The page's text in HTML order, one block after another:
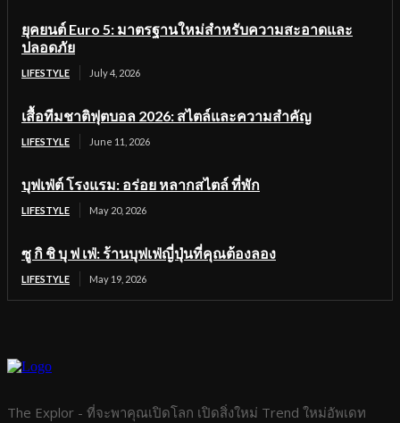
ยุคยนต์ Euro 5: มาตรฐานใหม่สำหรับความสะอาดและ
ปลอดภัย
LIFESTYLE July 4, 2026
เสื้อทีมชาติฟุตบอล 2026: สไตล์และความสำคัญ
LIFESTYLE June 11, 2026
บุฟเฟ่ต์ โรงแรม: อร่อย หลากสไตล์ ที่พัก
LIFESTYLE May 20, 2026
ซู กิ ชิ บุ ฟ เฟ่: ร้านบุฟเฟ่ญี่ปุ่นที่คุณต้องลอง
LIFESTYLE May 19, 2026
The Explor - ที่จะพาคุณเปิดโลก เปิดสิ่งใหม่ Trend ใหม่อัพเดท